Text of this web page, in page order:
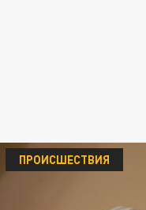
ПРОИСШЕСТВИЯ